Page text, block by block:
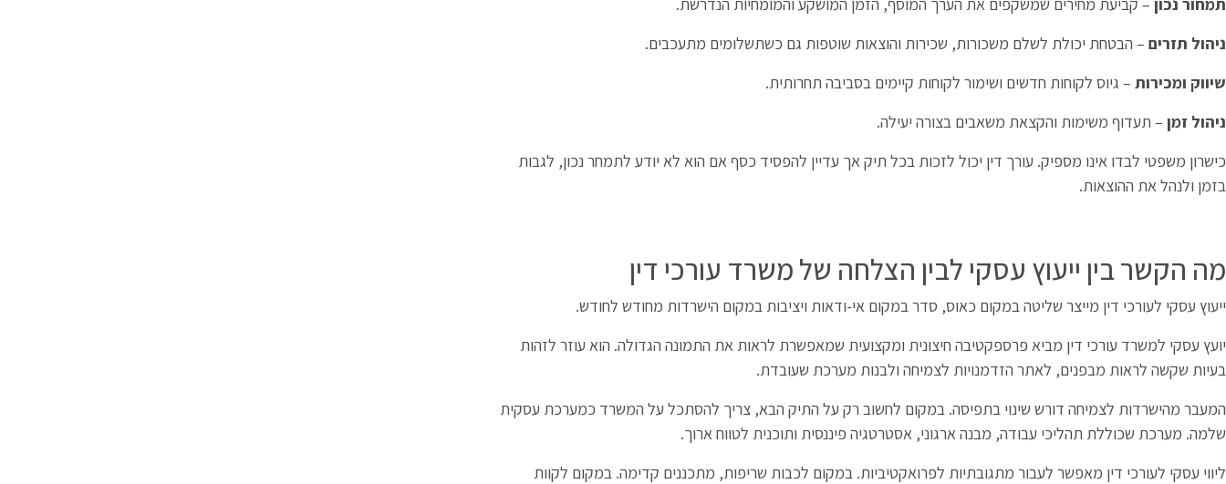
ניהול תזרים – הבטחת יכולת לשלם משכורות, שכירות והוצאות שוטפות גם כשתשלומים מתעכבים.
שיווק ומכירות – גיוס לקוחות חדשים ושימור לקוחות קיימים בסביבה תחרותית.
ניהול זמן – תעדוף משימות והקצאת משאבים בצורה יעילה.
כישרון משפטי לבדו אינו מספיק. עורך דין יכול לזכות בכל תיק אך עדיין להפסיד כסף אם הוא לא יודע לתמחר נכון, לגבות
בזמן ולנהל את ההוצאות.
מה הקשר בין ייעוץ עסקי לבין הצלחה של משרד עורכי דין
ייעוץ עסקי לעורכי דין מייצר שליטה במקום כאוס, סדר במקום אי-ודאות ויציבות במקום הישרדות מחודש לחודש.
יועץ עסקי למשרד עורכי דין מביא פרספקטיבה חיצונית ומקצועית שמאפשרת לראות את התמונה הגדולה. הוא עוזר לזהות
בעיות שקשה לראות מבפנים, לאתר הזדמנויות לצמיחה ולבנות מערכת שעובדת.
המעבר מהישרדות לצמיחה דורש שינוי בתפיסה. במקום לחשוב רק על התיק הבא, צריך להסתכל על המשרד כמערכת עסקית
שלמה. מערכת שכוללת תהליכי עבודה, מבנה ארגוני, אסטרטגיה פיננסית ותוכנית לטווח ארוך.
ליווי עסקי לעורכי דין מאפשר לעבור מתגובתיות לפרואקטיביות. במקום לכבות שריפות, מתכננים קדימה. במקום לקוות